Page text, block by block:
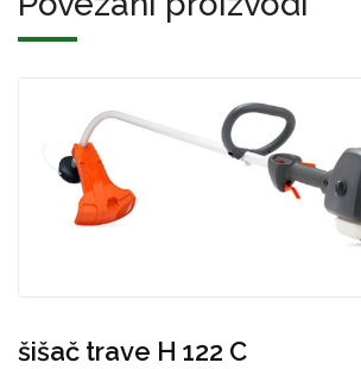
šišač trave H 122 C